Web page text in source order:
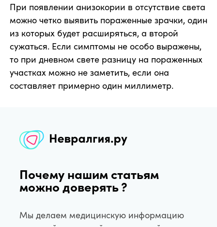
При появлении анизокории в отсутствие света
можно четко выявить пораженные зрачки, один
из которых будет расширяться, а второй
сужаться. Если симптомы не особо выражены,
то при дневном свете разницу на пораженных
участках можно не заметить, если она
составляет примерно один миллиметр.
Почему нашим статьям
можно доверять ?
Мы делаем медицинскую информацию